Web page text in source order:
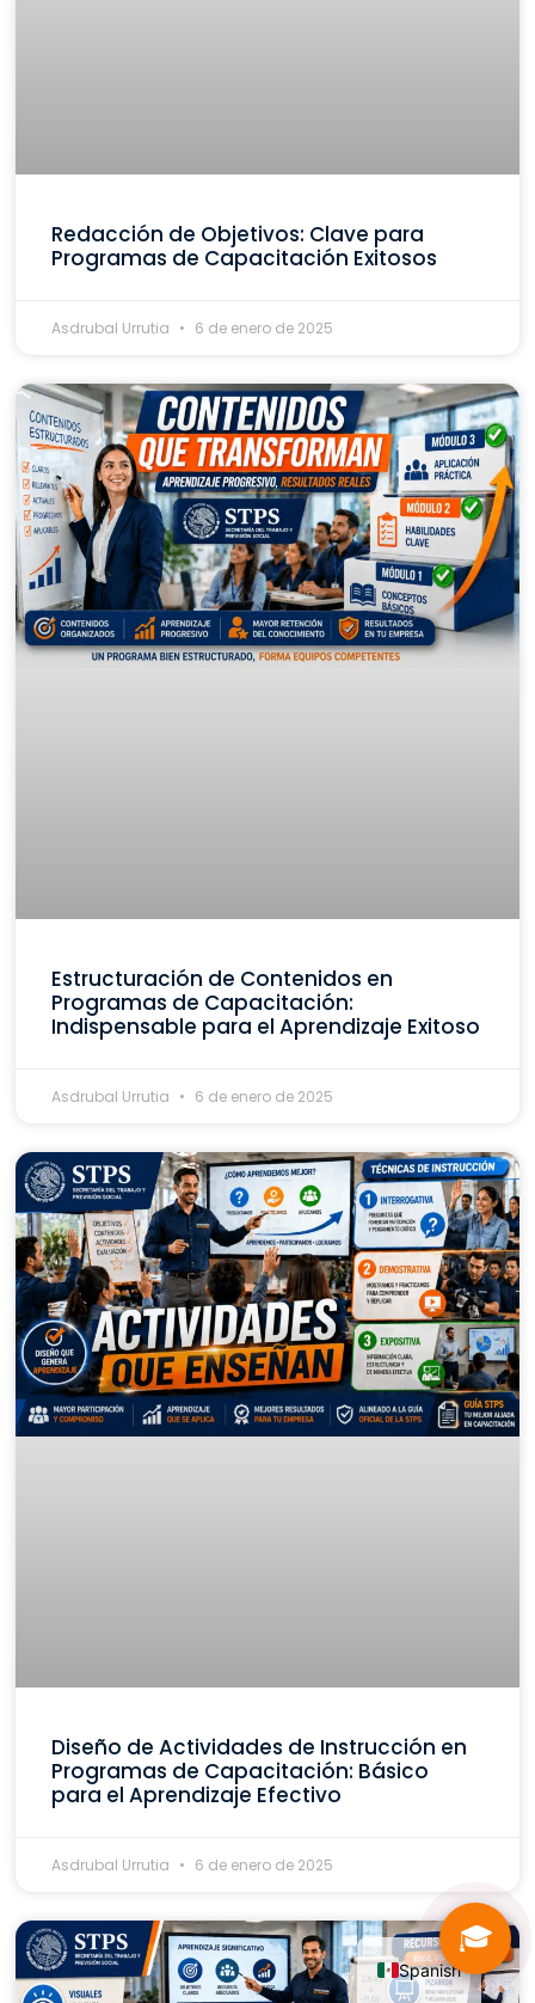
Redacción de Objetivos: Clave para
Programas de Capacitación Exitosos
Asdrubal Urrutia 6 de enero de 2025
Estructuración de Contenidos en
Programas de Capacitación:
Indispensable para el Aprendizaje Exitoso
Asdrubal Urrutia 6 de enero de 2025
Diseño de Actividades de Instrucción en
Programas de Capacitación: Básico
para el Aprendizaje Efectivo
Asdrubal Urrutia 6 de enero de 2025
🎓
Spanish